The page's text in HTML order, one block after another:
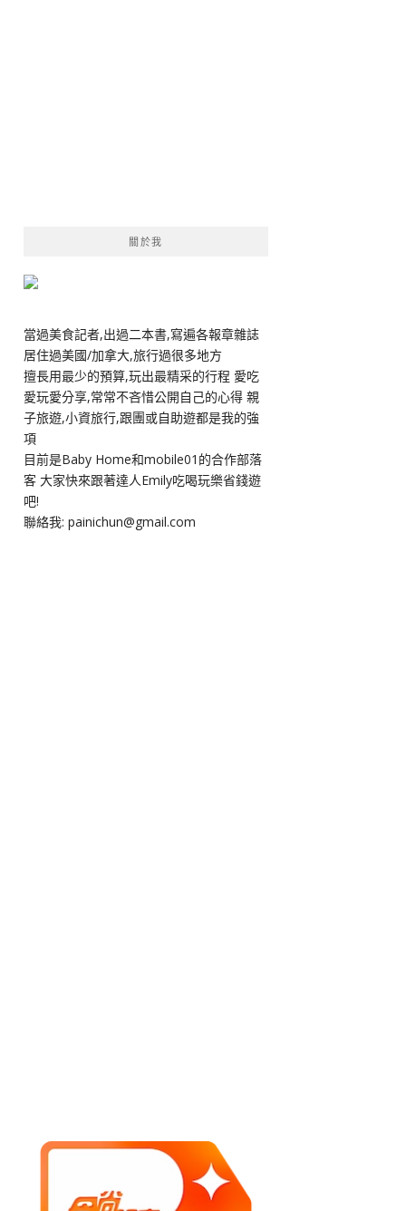
關於我
當過美食記者,出過二本書,寫遍各報章雜誌
居住過美國/加拿大,旅行過很多地方
擅長用最少的預算,玩出最精采的行程 愛吃
愛玩愛分享,常常不吝惜公開自己的心得 親
子旅遊,小資旅行,跟團或自助遊都是我的強
項
目前是Baby Home和mobile01的合作部落
客 大家快來跟著達人Emily吃喝玩樂省錢遊
吧!
聯絡我: painichun@gmail.com